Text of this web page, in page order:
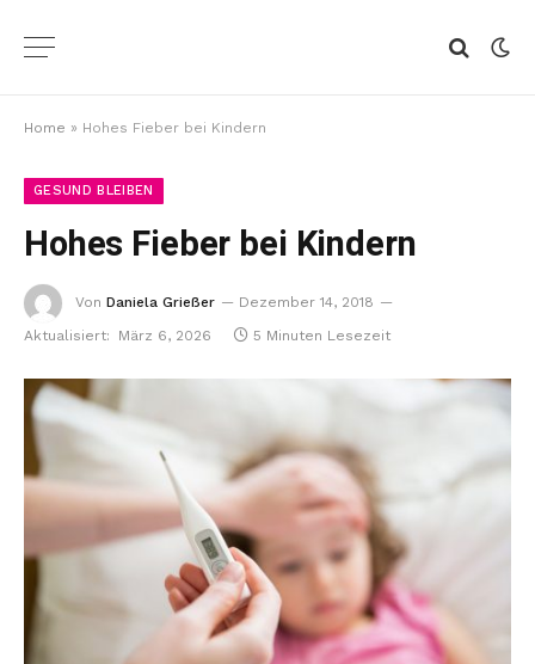
Home » Hohes Fieber bei Kindern
GESUND BLEIBEN
Hohes Fieber bei Kindern
Von Daniela Grießer
Dezember 14, 2018
Aktualisiert:
März 6, 2026 5 Minuten Lesezeit